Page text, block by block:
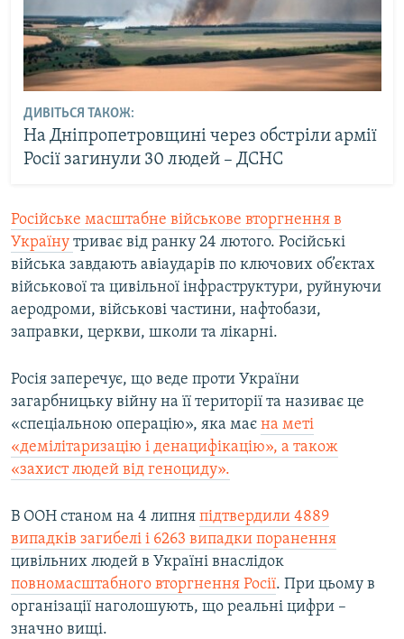
ДИВІТЬСЯ ТАКОЖ:
На Дніпропетровщині через обстріли армії
Росії загинули 30 людей – ДСНС
Російське масштабне військове вторгнення в
Україну триває від ранку 24 лютого. Російські
війська завдають авіаударів по ключових об’єктах
військової та цивільної інфраструктури, руйнуючи
аеродроми, військові частини, нафтобази,
заправки, церкви, школи та лікарні.
Росія заперечує, що веде проти України
загарбницьку війну на її території та називає це
«спеціальною операцію», яка має на меті
«демілітаризацію і денацифікацію», а також
«захист людей від геноциду».
В ООН станом на 4 липня підтвердили 4889
випадків загибелі і 6263 випадки поранення
цивільних людей в Україні внаслідок
повномасштабного вторгнення Росії. При цьому в
організації наголошують, що реальні цифри –
значно вищі.